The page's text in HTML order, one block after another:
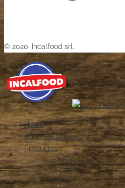
© 2020, Incalfood srl.
Home
¿Quiénes somos?
Productos
Snacks Pellets
Maiz
Trigo